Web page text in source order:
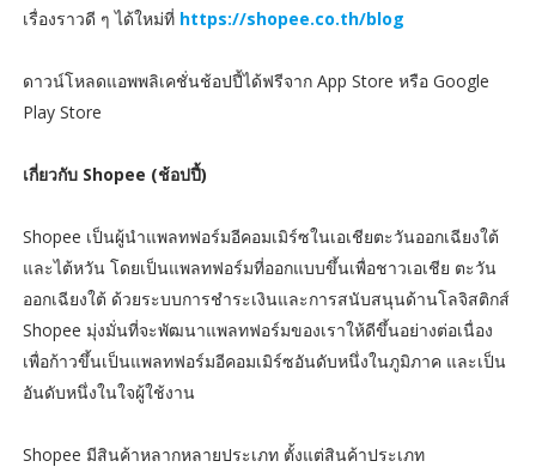
เรื่องราวดี ๆ ได้ใหม่ที่ https://shopee.co.th/blog
ดาวน์โหลดแอพพลิเคชั่นช้อปปี้ได้ฟรีจาก App Store หรือ Google
Play Store
เกี่ยวกับ Shopee (ช้อปปี้)
Shopee เป็นผู้นำแพลทฟอร์มอีคอมเมิร์ซในเอเชียตะวันออกเฉียงใต้
และไต้หวัน โดยเป็นแพลทฟอร์มที่ออกแบบขึ้นเพื่อชาวเอเชีย ตะวัน
ออกเฉียงใต้ ด้วยระบบการชำระเงินและการสนับสนุนด้านโลจิสติกส์
Shopee มุ่งมั่นที่จะพัฒนาแพลทฟอร์มของเราให้ดีขึ้นอย่างต่อเนื่อง
เพื่อก้าวขึ้นเป็นแพลทฟอร์มอีคอมเมิร์ซอันดับหนึ่งในภูมิภาค และเป็น
อันดับหนึ่งในใจผู้ใช้งาน
Shopee มีสินค้าหลากหลายประเภท ตั้งแต่สินค้าประเภท